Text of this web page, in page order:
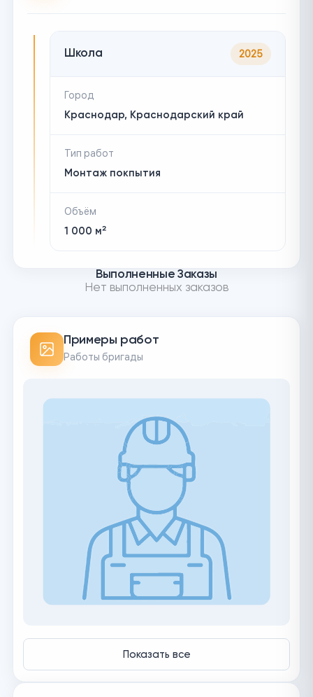
Школа 2025
Город
Краснодар, Краснодарский край
Тип работ
Монтаж покпытия
Объём
1 000 м²
Выполненные Заказы
Нет выполненных заказов
Примеры работ
Работы бригады
Показать все